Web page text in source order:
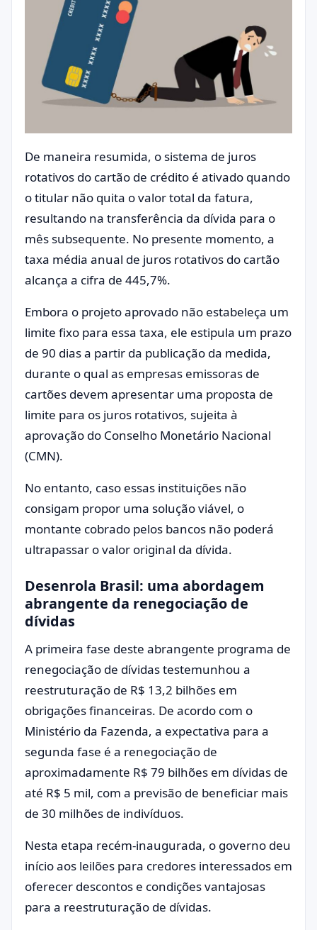
De maneira resumida, o sistema de juros
rotativos do cartão de crédito é ativado quando
o titular não quita o valor total da fatura,
resultando na transferência da dívida para o
mês subsequente. No presente momento, a
taxa média anual de juros rotativos do cartão
alcança a cifra de 445,7%.
Embora o projeto aprovado não estabeleça um
limite fixo para essa taxa, ele estipula um prazo
de 90 dias a partir da publicação da medida,
durante o qual as empresas emissoras de
cartões devem apresentar uma proposta de
limite para os juros rotativos, sujeita à
aprovação do Conselho Monetário Nacional
(CMN).
No entanto, caso essas instituições não
consigam propor uma solução viável, o
montante cobrado pelos bancos não poderá
ultrapassar o valor original da dívida.
Desenrola Brasil: uma abordagem
abrangente da renegociação de
dívidas
A primeira fase deste abrangente programa de
renegociação de dívidas testemunhou a
reestruturação de R$ 13,2 bilhões em
obrigações financeiras. De acordo com o
Ministério da Fazenda, a expectativa para a
segunda fase é a renegociação de
aproximadamente R$ 79 bilhões em dívidas de
até R$ 5 mil, com a previsão de beneficiar mais
de 30 milhões de indivíduos.
Nesta etapa recém-inaugurada, o governo deu
início aos leilões para credores interessados em
oferecer descontos e condições vantajosas
para a reestruturação de dívidas.